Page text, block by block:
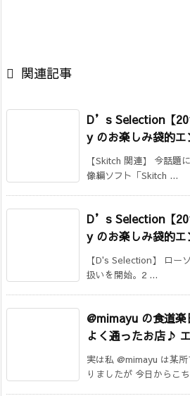
 関連記事
D’s Selection【
y のお楽しみ袋的エ
【Skitch 関連】 今話題
像編ソフト「Skitch ...
D’s Selection【
y のお楽しみ袋的エ
【D's Selection】 ロー
扱いを開始。2 ...
@mimayu の食道楽
よく通ったお店♪
実は私 @mimayu は某
りましたが 今日からこ